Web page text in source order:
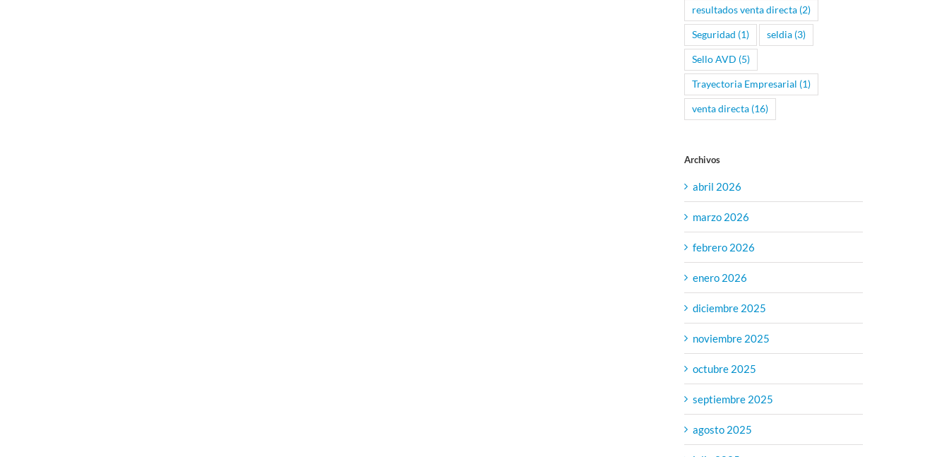
resultados venta directa (2)
Seguridad (1) seldia (3)
Sello AVD (5)
Trayectoria Empresarial (1)
venta directa (16)
Archivos
abril 2026
marzo 2026
febrero 2026
enero 2026
diciembre 2025
noviembre 2025
octubre 2025
septiembre 2025
agosto 2025